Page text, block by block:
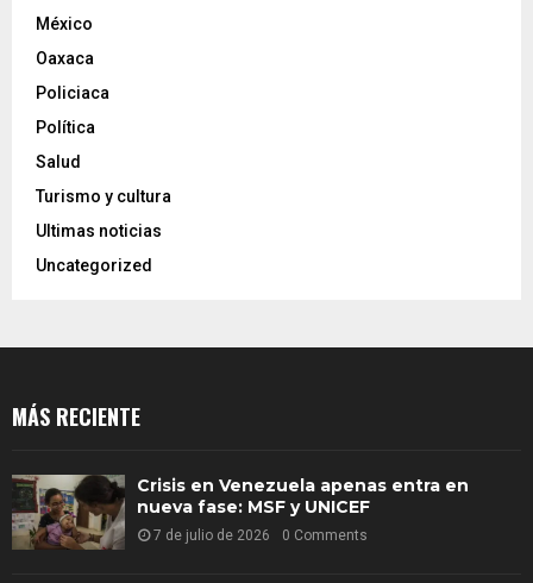
México
Oaxaca
Policiaca
Política
Salud
Turismo y cultura
Ultimas noticias
Uncategorized
MÁS RECIENTE
Crisis en Venezuela apenas entra en
nueva fase: MSF y UNICEF
7 de julio de 2026 0 Comments